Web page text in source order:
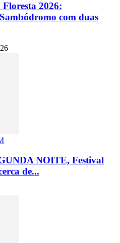
2026:
com duas
NOITE, Festival
de...